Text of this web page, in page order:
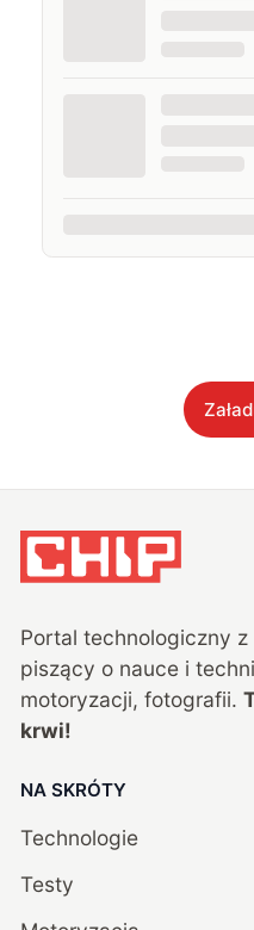
Portal technologiczny z
piszący o nauce i
motoryzacji, fotografii.
krwi!
NA SKRÓTY
Technologie
Testy